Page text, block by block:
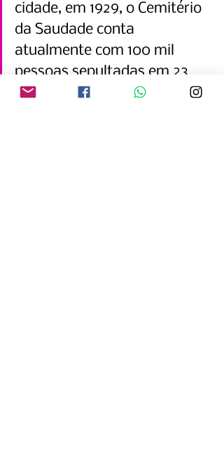
cidade, em 1929, o Cemitério
da Saudade conta
atualmente com 100 mil
pessoas sepultadas em 23
mil túmulos. O atendimento,